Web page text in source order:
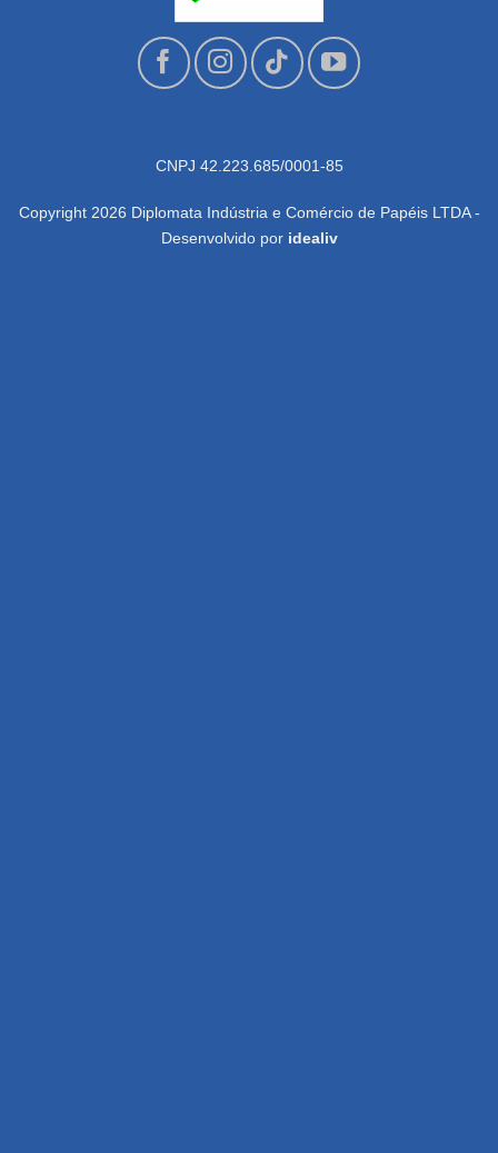
CNPJ 42.223.685/0001-85
Copyright 2026 Diplomata Indústria e Comércio de Papéis LTDA -
Desenvolvido por idealiv